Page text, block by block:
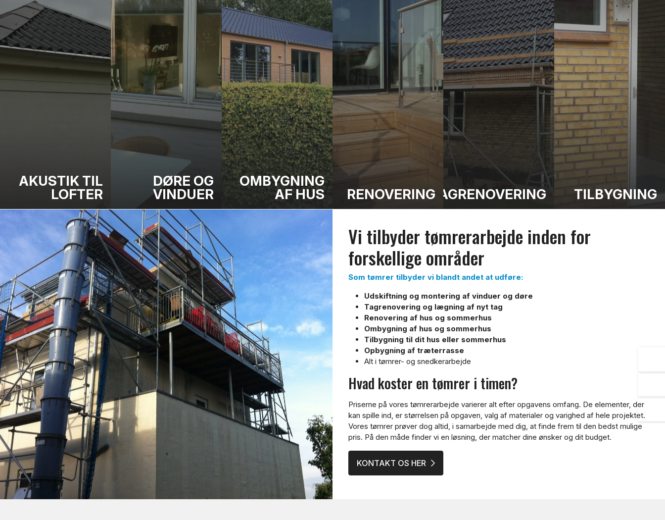
AKUSTIK TIL
LOFTER
DØRE OG
VINDUER
OMBYGNING
AF HUS
RENOVERINGTAGRENOVERING TILBYGNING
Vi tilbyder tømrerarbejde inden for
forskellige områder
Som tømrer tilbyder vi blandt andet at udføre:
Udskiftning og montering af vinduer og døre
Tagrenovering og lægning af nyt tag
Renovering af hus og sommerhus
Ombygning af hus og sommerhus
Tilbygning til dit hus eller sommerhus
Opbygning af træterrasse
Alt i tømrer- og snedkerarbejde
​Hvad koster en tømrer i timen?
Priserne på vores tømrerarbejde varierer alt efter opgavens omfang. De elementer, der
kan spille ind, er størrelsen på opgaven, valg af materialer og varighed af hele projektet.
Vores tømrer prøver dog altid, i samarbejde med dig, at finde frem til den bedst mulige
pris. På den måde finder vi en løsning, der matcher dine ønsker og dit budget.
KONTAKT OS HER